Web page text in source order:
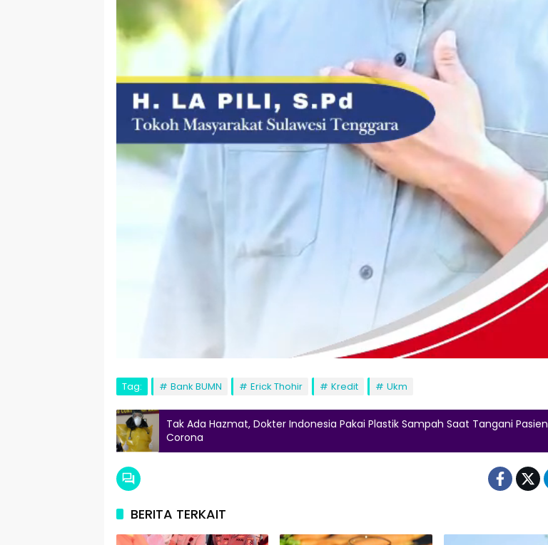
Tag: Bank BUMN Erick Thohir Kredit Ukm
Tak Ada Hazmat, Dokter Indonesia Pakai Plastik Sampah Saat Tangani Pasien
Corona
BERITA TERKAIT